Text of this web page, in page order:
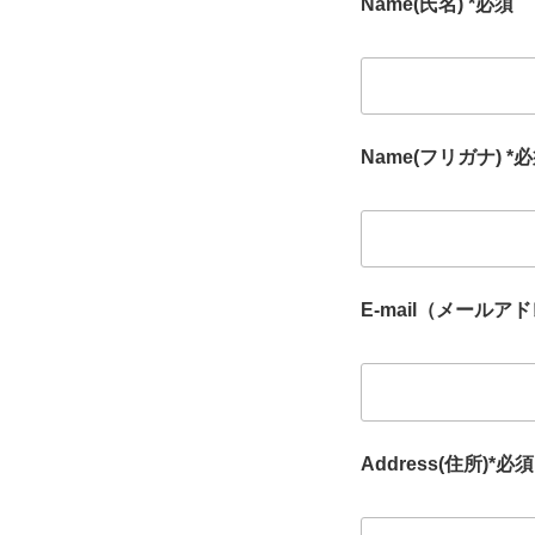
Name(フリガナ) *
E-mail（メールア
Address(住所)*必須